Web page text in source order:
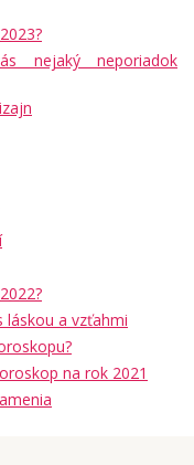
nejaký neporiadok
láskou a vzťahmi
na rok 2021